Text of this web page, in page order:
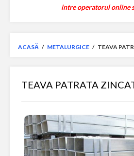
intre operatorul online
ACASĂ / METALURGICE / TEAVA
TEAVA PATRATA